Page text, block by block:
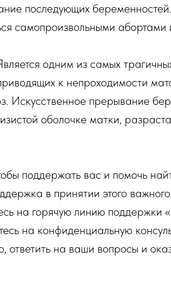
последующих
самопроизвольными
одним из самых
к непроходимости
Искусственное прерывание
оболочке матки,
поддержать вас и помочь
в принятии этого
на горячую линию поддержки
на конфиденциальную
ответить на ваши вопросы и